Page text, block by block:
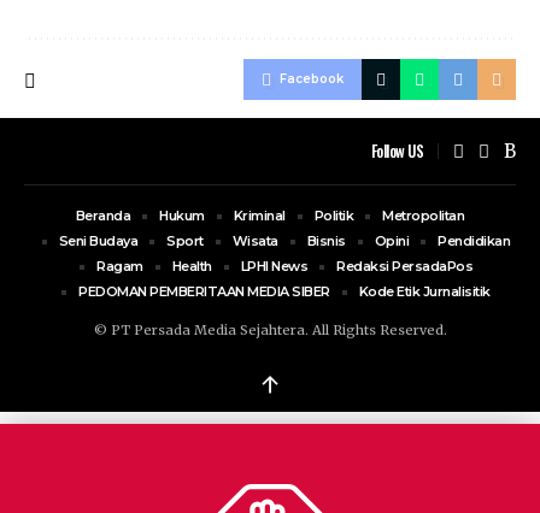
Facebook
Follow US
© PT Persada Media Sejahtera. All Rights Reserved.
Beranda Hukum Kriminal Politik
Metropolitan
Seni Budaya
Sport Wisata Bisnis Opini
Pendidikan
Ragam
Health LPHI News
Redaksi PersadaPos
PEDOMAN PEMBERITAAN MEDIA SIBER
Kode Etik Jurnalisitik
↑